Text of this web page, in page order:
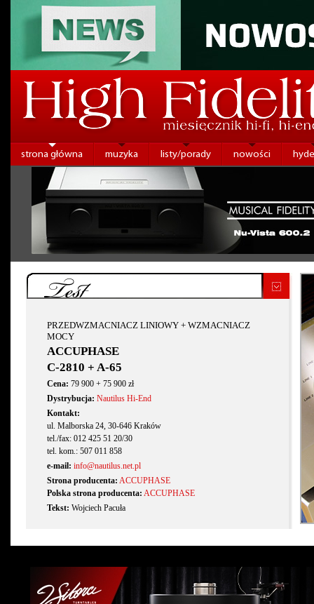
strona główna muzyka listy/porady nowości
Test
PRZEDWZMACNIACZ LINIOWY + WZMACNIACZ
MOCY
ACCUPHASE
C-2810 + A-65
Cena: 79 900 + 75 900 zł
Dystrybucja: Nautilus Hi-End
Kontakt:
ul. Malborska 24, 30-646 Kraków
tel./fax: 012 425 51 20/30
tel. kom.: 507 011 858
e-mail: info@nautilus.net.pl
Strona producenta: ACCUPHASE
Polska strona producenta: ACCUPHASE
Tekst: Wojciech Pacuła